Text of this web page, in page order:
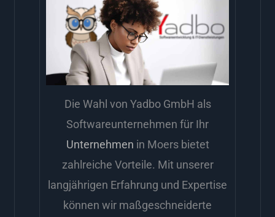
Die Wahl von Yadbo GmbH als
Softwareunternehmen für Ihr
Unternehmen in Moers bietet
zahlreiche Vorteile. Mit unserer
langjährigen Erfahrung und Expertise
können wir maßgeschneiderte